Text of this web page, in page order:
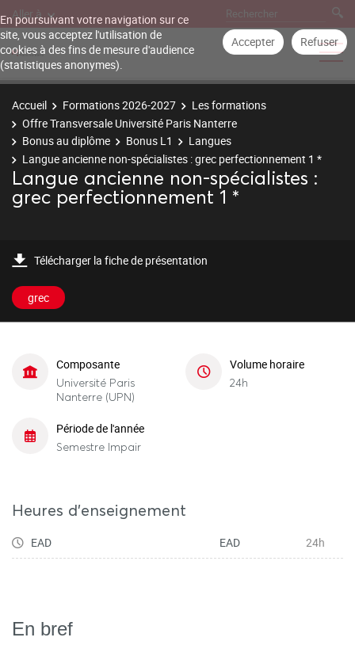
En poursuivant votre navigation sur ce
site, vous acceptez l'utilisation de
cookies à des fins de mesure d'audience
(statistiques anonymes).
Accepter Refuser
Aller à
Accueil Formations 2026-2027
Les formations
Offre Transversale Université Paris Nanterre
Bonus au diplôme
Bonus L1
Langues
Langue ancienne non-spécialistes : grec perfectionnement 1 *
Langue ancienne non-spécialistes :
grec perfectionnement 1 *
Télécharger la fiche de présentation
grec
Composante
Université Paris
Nanterre (UPN)
Volume horaire
24h
Période de l'année
Semestre Impair
Heures d'enseignement
EAD EAD 24h
En bref